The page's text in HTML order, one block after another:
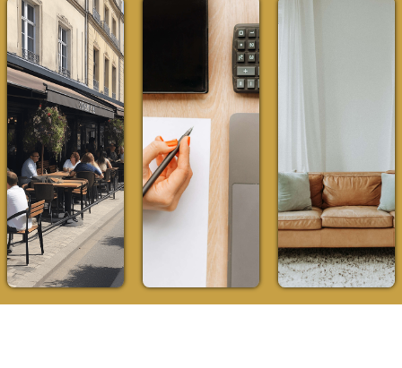
COMMERCES
IMMOBILIER
D'ENTREPRISE
INVESTISSEMENT